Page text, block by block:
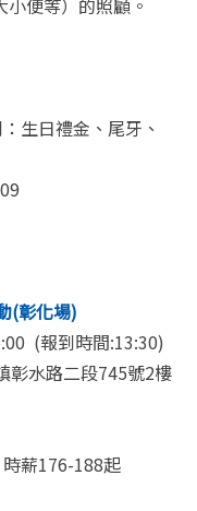
生日禮金、尾牙、
(彰化場)
(報到時間:13:30)
彰水路二段745號2樓
薪176-188起